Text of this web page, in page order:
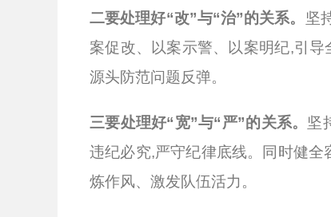
二要处理好“改”与“治”的关系。
坚
案促改、以案示警、以案明纪,引导
源头防范问题反弹。
三要处理好“宽”与“严”的关系。 坚
违纪必究,严守纪律底线。同时健
炼作风、激发队伍活力。